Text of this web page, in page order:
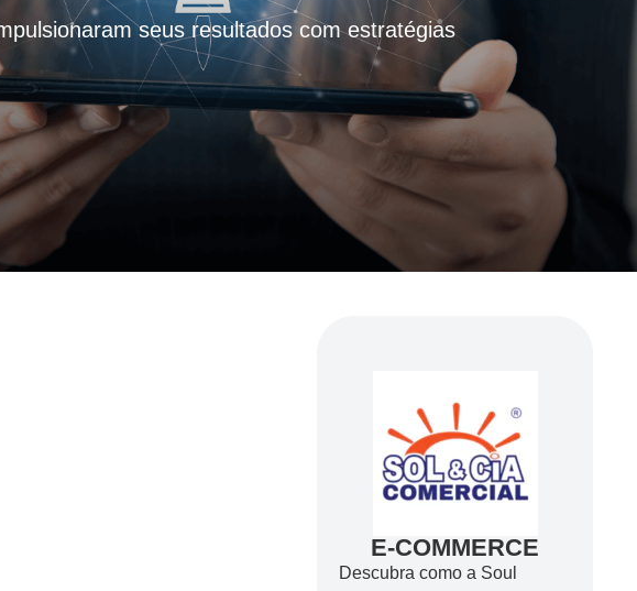
seus resultados com estratégias
E-COMMERCE
Descubra como a Soul